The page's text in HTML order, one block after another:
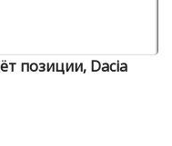
позиции, Dacia